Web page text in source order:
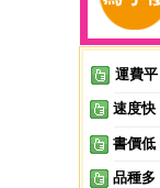
運費平
速度快
書價低
品種多